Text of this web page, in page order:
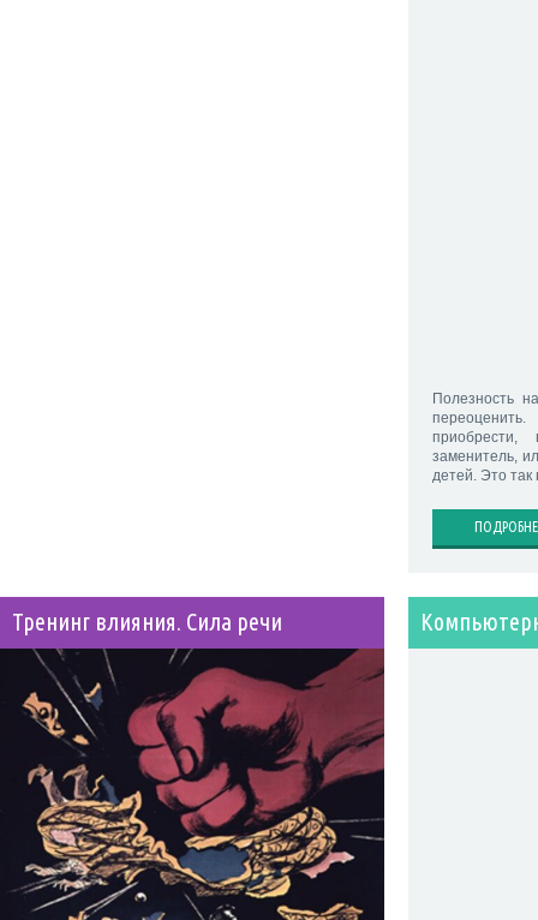
Полезность
заменитель,
детей. Это
Тренинг влияния. Сила речи